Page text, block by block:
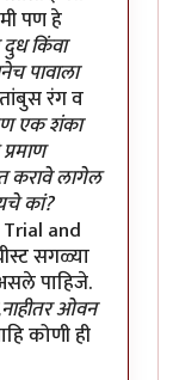
पण हे
किंवा
पावाला
रंग व
एक शंका
करावे लागेल
कां?
Trial and
सगळ्या
पाहिजे.
ओवन
कोणी ही